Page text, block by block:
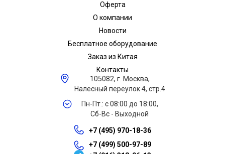
Оферта
О компании
Новости
Бесплатное оборудование
Заказ из Китая
Контакты
105082, г. Москва,
Налесный переулок 4, стр.4
Пн-Пт.: с 08:00 до 18:00,
Сб-Вс - Выходной
+7 (495) 970-18-36
+7 (499) 500-97-89